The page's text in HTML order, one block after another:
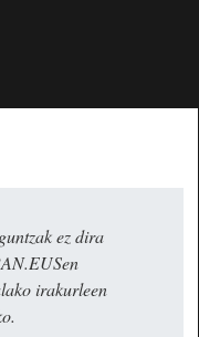
ez dira
irakurleen